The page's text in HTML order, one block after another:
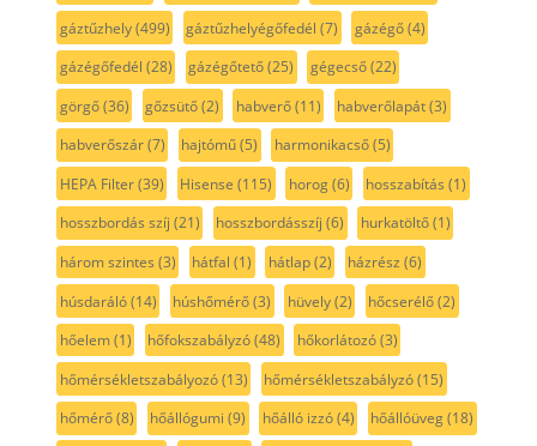
gáztűzhely(499) gáztűzhelyégőfedél (7) gázégő(4)
gázégőfedél (28) gázégőtető(25) gégecső(22)
görgő(36) gőzsütő(2) habverő(11) habverőlapát(3)
habverőszár(7) hajtómű(5) harmonikacső(5)
HEPA Filter(39) Hisense (115) horog(6) hosszabítás (1)
hosszbordás szíj (21) hosszbordásszíj (6) hurkatöltő(1)
három szintes (3) hátfal (1) hátlap(2) házrész (6)
húsdaráló(14) húshőmérő(3) hüvely(2) hőcserélő(2)
hőelem(1) hőfokszabályzó(48) hőkorlátozó(3)
hőmérsékletszabályozó(13) hőmérsékletszabályzó(15)
hőmérő(8) hőállógumi (9) hőálló izzó(4) hőállóüveg(18)